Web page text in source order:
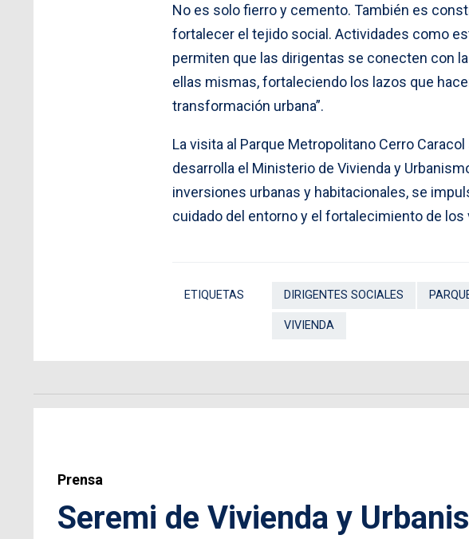
No es solo fierro y cemento. También es
fortalecer el tejido social. Actividades como
permiten que las dirigentas se conecten con
ellas mismas, fortaleciendo los lazos que
transformación urbana”.
La visita al Parque Metropolitano Cerro
desarrolla el Ministerio de Vivienda y
inversiones urbanas y habitacionales, se
cuidado del entorno y el fortalecimiento de
ETIQUETAS DIRIGENTES SOCIALES
VIVIENDA
Prensa
Seremi de Vivienda y